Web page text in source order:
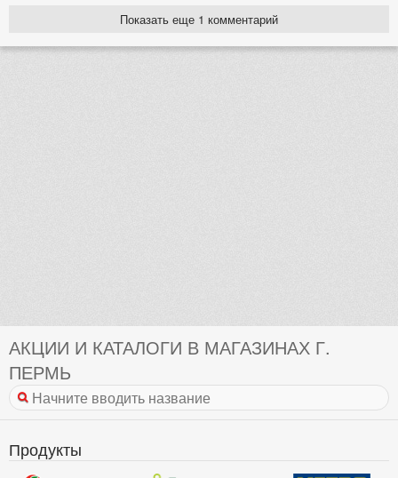
Показать еще 1 комментарий
АКЦИИ И КАТАЛОГИ В МАГАЗИНАХ Г.
ПЕРМЬ
Продукты